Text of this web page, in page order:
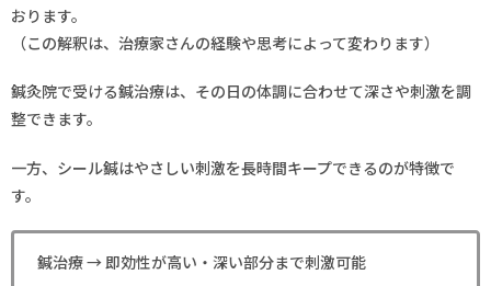
おります。
（この解釈は、治療家さんの経験や思考によって変わります）
鍼灸院で受ける鍼治療は、その日の体調に合わせて深さや刺激を調
整できます。
一方、シール鍼はやさしい刺激を長時間キープできるのが特徴で
す。
鍼治療 → 即効性が高い・深い部分まで刺激可能